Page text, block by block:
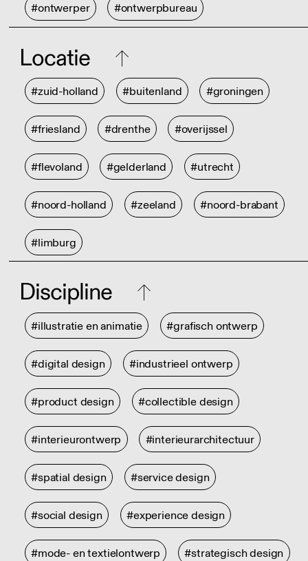
#ontwerper #ontwerpbureau
Locatie
#zuid-holland #buitenland #groningen
#friesland #drenthe #overijssel
#flevoland #gelderland #utrecht
#noord-holland #zeeland #noord-brabant
#limburg
Discipline
#illustratie en animatie #grafisch ontwerp
#digital design #industrieel ontwerp
#product design #collectible design
#interieurontwerp #interieurarchitectuur
#spatial design #service design
#social design #experience design
#mode- en textielontwerp #strategisch design